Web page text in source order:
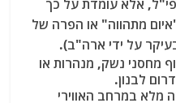
אלא עומדת על כך
מתהווה" או הפרה של
על ידי ארה"ב).
מחסני נשק, מנהרות או
לבנון.
מלא במרחב האווירי